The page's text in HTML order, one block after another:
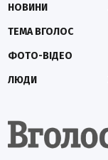
НОВИНИ
ТЕМА ВГОЛОС
ФОТО-ВІДЕО
ЛЮДИ